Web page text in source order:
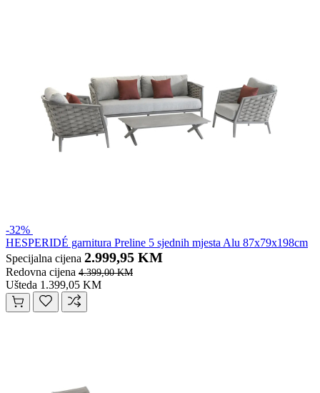
-32%
HESPERIDÉ garnitura Preline 5 sjednih mjesta Alu 87x79x198cm
Specijalna cijena 2.999,95 KM
Redovna cijena 4.399,00 KM
Ušteda 1.399,05 KM